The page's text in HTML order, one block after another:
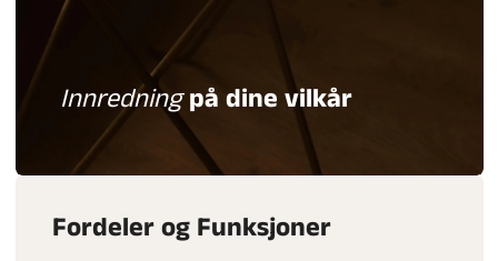
Innredningpå dine vilkår
Fordeler og Funksjoner